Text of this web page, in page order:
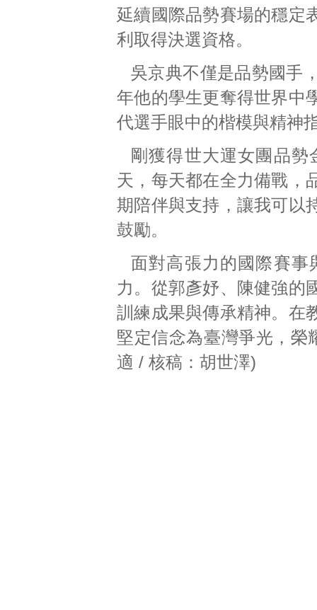
延續國際品勢賽場的穩定
利取得決選資格。
吳京典不僅是品勢國手
年他的學生更奪得世界中
代選手眼中的楷模與精神
剛獲得世大運女團品
天，每天都在全力備戰，
期陪伴與支持，讓我可以
鼓勵。
面對高張力的國際賽事
力。從郭彥妤、陳健強的
訓練成果與傳承精神。在
堅定信念為臺灣爭光，
適 / 核稿：胡世澤)